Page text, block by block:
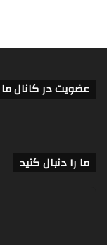
عضویت در کانال ما
ما را دنبال کنید